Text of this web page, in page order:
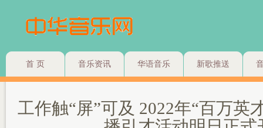
首 页 音乐资讯 华语音乐 新歌推送
工作触“屏”可及 2022年“百万英